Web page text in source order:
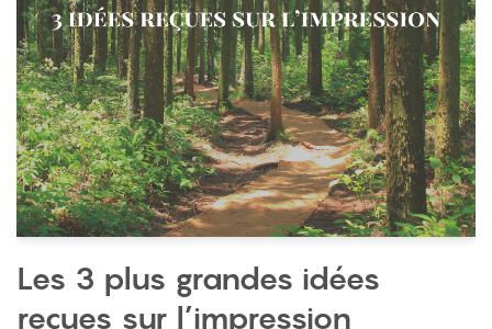
Les 3 plus grandes idées
reçues sur l’impression